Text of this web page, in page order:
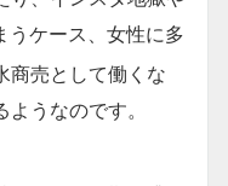
うケース、女性に多
商売として働くな
うなのです。